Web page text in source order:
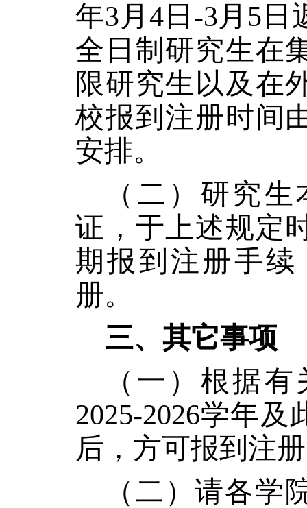
年3 月 4日 -3月5日
全日制研究生在
限研究生以及在
校报到注册时间
安排。
（二）研究
证，于上述规定
期报到注册手
册。
三、其它事项
（一）根据
2025-2026学年及
后，方可报到注
（二 ）请各学